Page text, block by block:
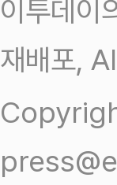
이투데이
재배포,